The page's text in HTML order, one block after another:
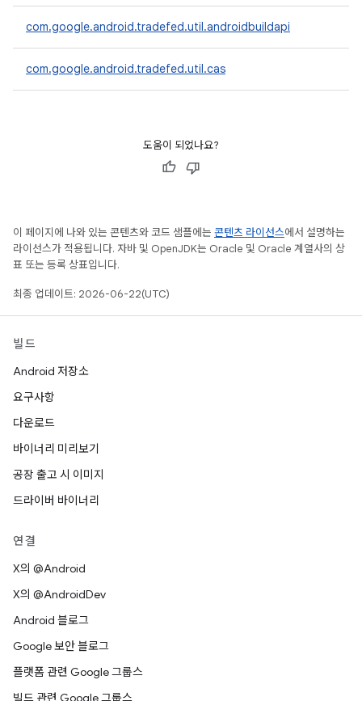
com.google.android.tradefed.util.androidbuildapi
com.google.android.tradefed.util.cas
도움이 되었나요?
이 페이지에 나와 있는 콘텐츠와 코드 샘플에는 콘텐츠 라이선스에서 설명하는
라이선스가 적용됩니다. 자바 및 OpenJDK는 Oracle 및 Oracle 계열사의 상
표 또는 등록 상표입니다.
최종 업데이트: 2026-06-22(UTC)
빌드
Android 저장소
요구사항
다운로드
바이너리 미리보기
공장 출고 시 이미지
드라이버 바이너리
연결
X의 @Android
X의 @AndroidDev
Android 블로그
Google 보안 블로그
플랫폼 관련 Google 그룹스
빌드 관련 Google 그룹스